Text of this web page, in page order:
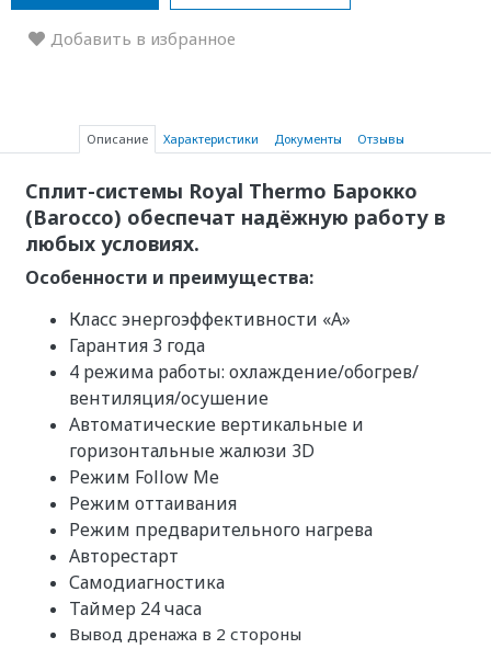
Добавить в избранное
Описание Характеристики Документы Отзывы
Сплит-системы Royal Thermo Барокко
(Barocco) обеспечат надёжную работу в
любых условиях.
Особенности и преимущества:
Класс энергоэффективности «A»
Гарантия 3 года
4 режима работы: охлаждение/обогрев/
вентиляция/осушение
Автоматические вертикальные и
горизонтальные жалюзи 3D
Режим Follow Me
Режим оттаивания
Режим предварительного нагрева
Авторестарт
Самодиагностика
Таймер 24 часа
Вывод дренажа в 2 стороны